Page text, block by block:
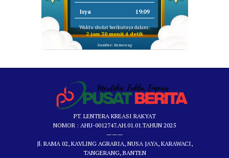
Isya 19:09
Waktu sholat berikutnya dalam:
2 jam 30 menit 4 detik
Sumber: Kemenag
PT. LENTERA KREASI RAKYAT
NOMOR : AHU-0012747.AH.01.01.TAHUN 2025
———
Jl. RAMA 02, KAVLING AGRARIA, NUSA JAYA, KARAWACI,
TANGERANG, BANTEN